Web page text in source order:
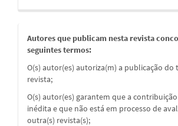
Autores que publicam nesta revista
seguintes termos:
O(s) autor(es) autoriza(m) a publicação do
revista;
O(s) autor(es) garantem que a
inédita e que não está em processo de
outra(s) revista(s);